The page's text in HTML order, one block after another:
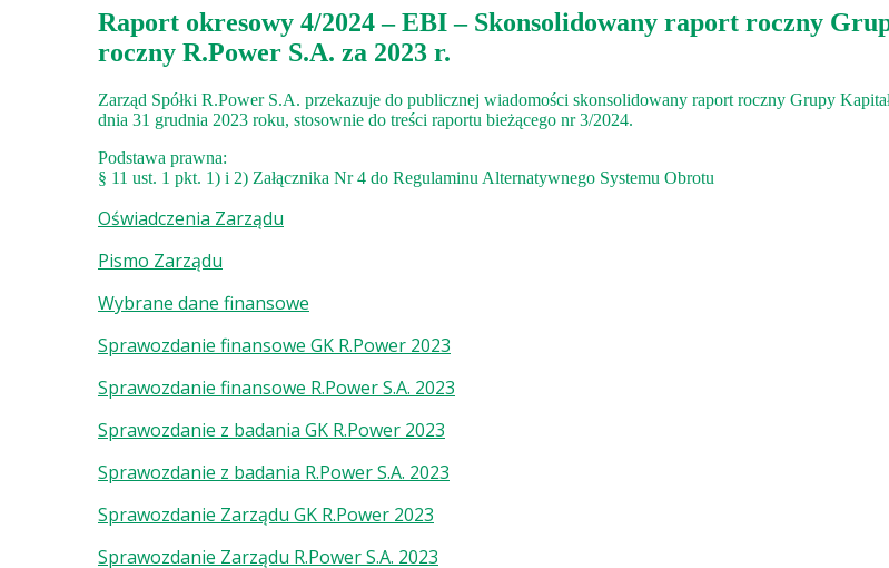
Raport okresowy 4/2024 – EBI – Skonsolidowany raport roczny
roczny R.Power S.A. za 2023 r.
Zarząd Spółki R.Power S.A. przekazuje do publicznej wiadomości skonsolidowany raport roczny Grupy
dnia 31 grudnia 2023 roku, stosownie do treści raportu bieżącego nr 3/2024.
Podstawa prawna:
§ 11 ust. 1 pkt. 1) i 2) Załącznika Nr 4 do Regulaminu Alternatywnego Systemu Obrotu
Oświadczenia Zarządu
Pismo Zarządu
Wybrane dane finansowe
Sprawozdanie finansowe GK R.Power 2023
Sprawozdanie finansowe R.Power S.A. 2023
Sprawozdanie z badania GK R.Power 2023
Sprawozdanie z badania R.Power S.A. 2023
Sprawozdanie Zarządu GK R.Power 2023
Sprawozdanie Zarządu R.Power S.A. 2023